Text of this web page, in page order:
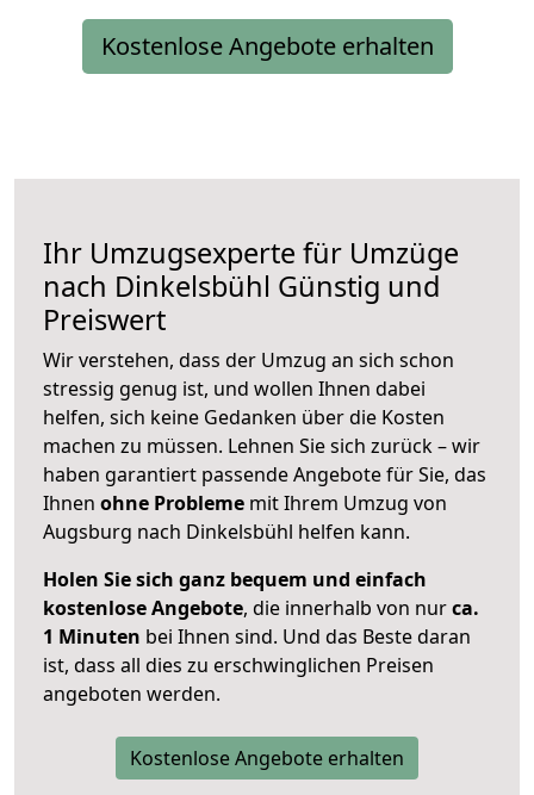
Kostenlose Angebote erhalten
Ihr Umzugsexperte für Umzüge
nach Dinkelsbühl Günstig und
Preiswert
Wir verstehen, dass der Umzug an sich schon
stressig genug ist, und wollen Ihnen dabei
helfen, sich keine Gedanken über die Kosten
machen zu müssen. Lehnen Sie sich zurück – wir
haben garantiert passende Angebote für Sie, das
Ihnen ohne Probleme mit Ihrem Umzug von
Augsburg nach Dinkelsbühl helfen kann.
Holen Sie sich ganz bequem und einfach
kostenlose Angebote, die innerhalb von nurca.
1 Minuten bei Ihnen sind. Und das Beste daran
ist, dass all dies zu erschwinglichen Preisen
angeboten werden.
Kostenlose Angebote erhalten